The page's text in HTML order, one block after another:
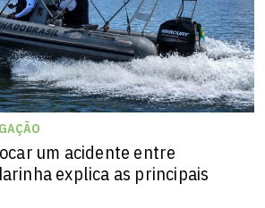
um acidente entre
explica as principais